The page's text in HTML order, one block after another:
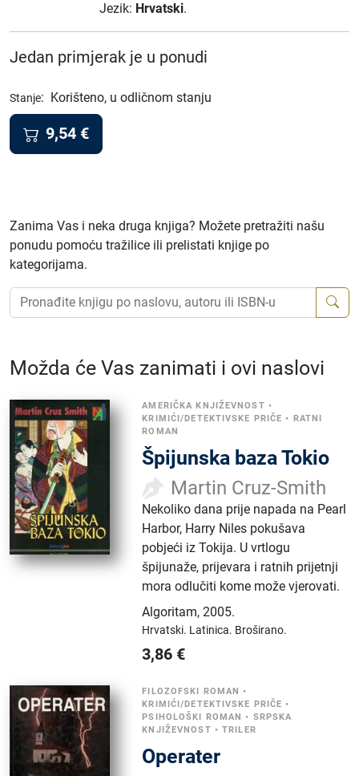
Jezik: Hrvatski.
Jedan primjerak je u ponudi
Stanje: Korišteno, u odličnom stanju
9,54 €
Zanima Vas i neka druga knjiga? Možete pretražiti našu
ponudu pomoću tražilice ili prelistati knjige po
kategorijama.
Možda će Vas zanimati i ovi naslovi
AMERIČKA KNJIŽEVNOST •
KRIMIĆI/DETEKTIVSKE PRIČE • RATNI
ROMAN
Špijunska baza Tokio
Martin Cruz-Smith
Nekoliko dana prije napada na Pearl
Harbor, Harry Niles pokušava
pobjeći iz Tokija. U vrtlogu
špijunaže, prijevara i ratnih prijetnji
mora odlučiti kome može vjerovati.
Algoritam,2005.
Hrvatski. Latinica. Broširano.
3,86 €
FILOZOFSKI ROMAN •
KRIMIĆI/DETEKTIVSKE PRIČE •
PSIHOLOŠKI ROMAN • SRPSKA
KNJIŽEVNOST •TRILER
Operater